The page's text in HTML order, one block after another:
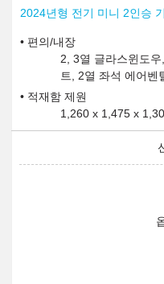
2024년형 전기 미니 2인승
편의/내장
2, 3열 글라스윈도
트, 2열 좌석 에어벤
적재함 제원
1,260 x 1,475 x